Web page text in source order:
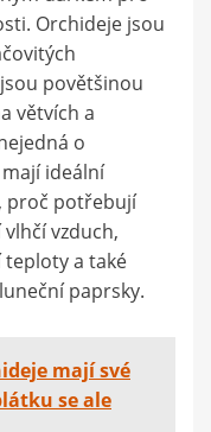
Orchideje jsou
povětšinou
větvích a
o
ideální
proč potřebují
vzduch,
a také
paprsky.
mají své
se ale